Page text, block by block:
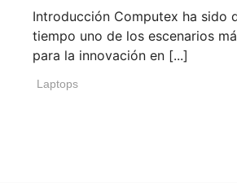
Introducción Computex ha sido
tiempo uno de los escenarios
para la innovación en [...]
Laptops